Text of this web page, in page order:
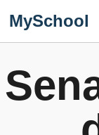
MySchool